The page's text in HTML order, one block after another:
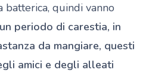
quindi vanno
periodo di carestia, in
da mangiare, questi
amici e degli alleati